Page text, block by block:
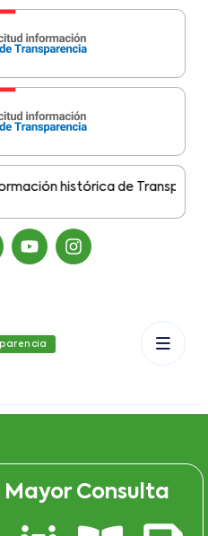
histórica de Transparencia
Consulta